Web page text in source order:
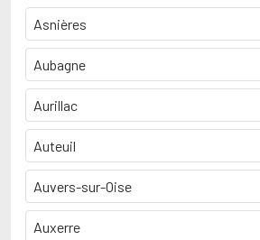
Asnières
Aubagne
Aurillac
Auteuil
Auvers-sur-Oise
Auxerre